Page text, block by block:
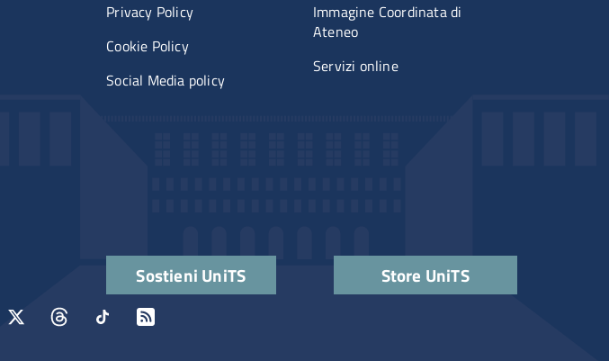
Privacy Policy
Cookie Policy
Social Media policy
Immagine Coordinata di
Ateneo
Servizi online
Quick links
Sostieni UniTS Store UniTS
Menu social